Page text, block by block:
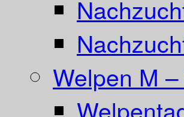
Welpen M